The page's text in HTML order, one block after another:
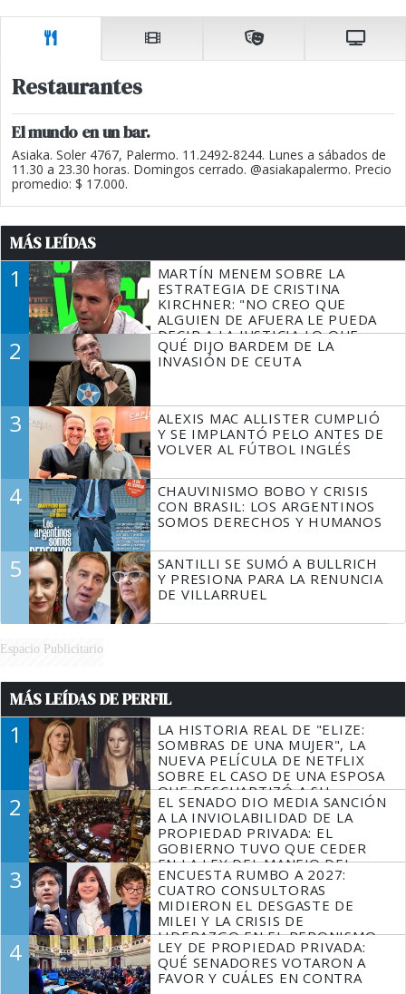
Restaurantes
El mundo en un bar.
Asiaka. Soler 4767, Palermo. 11.2492-8244. Lunes a sábados de
11.30 a 23.30 horas. Domingos cerrado. @asiakapalermo. Precio
promedio: $ 17.000.
MÁS LEÍDAS
1
MARTÍN MENEM SOBRE LA
ESTRATEGIA DE CRISTINA
KIRCHNER: "NO CREO QUE
ALGUIEN DE AFUERA LE PUEDA
DECIR A LA JUSTICIA LO QUE
TIENE QUE HACER"
2
QUÉ DIJO BARDEM DE LA
INVASIÓN DE CEUTA
3
ALEXIS MAC ALLISTER CUMPLIÓ
Y SE IMPLANTÓ PELO ANTES DE
VOLVER AL FÚTBOL INGLÉS
4
CHAUVINISMO BOBO Y CRISIS
CON BRASIL: LOS ARGENTINOS
SOMOS DERECHOS Y HUMANOS
5
SANTILLI SE SUMÓ A BULLRICH
Y PRESIONA PARA LA RENUNCIA
DE VILLARRUEL
Espacio Publicitario
MÁS LEÍDAS DE PERFIL
1
LA HISTORIA REAL DE "ELIZE:
SOMBRAS DE UNA MUJER", LA
NUEVA PELÍCULA DE NETFLIX
SOBRE EL CASO DE UNA ESPOSA
QUE DESCUARTIZÓ A SU
MARIDO
2
EL SENADO DIO MEDIA SANCIÓN
A LA INVIOLABILIDAD DE LA
PROPIEDAD PRIVADA: EL
GOBIERNO TUVO QUE CEDER
EN LA LEY DEL MANEJO DEL
FUEGO
3
ENCUESTA RUMBO A 2027:
CUATRO CONSULTORAS
MIDIERON EL DESGASTE DE
MILEI Y LA CRISIS DE
LIDERAZGO EN EL PERONISMO
4
LEY DE PROPIEDAD PRIVADA:
QUÉ SENADORES VOTARON A
FAVOR Y CUÁLES EN CONTRA